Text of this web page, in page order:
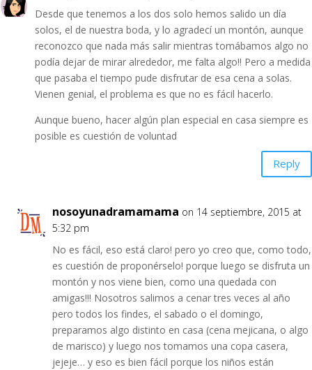
Desde que tenemos a los dos solo hemos salido un día
solos, el de nuestra boda, y lo agradecí un montón, aunque
reconozco que nada más salir mientras tomábamos algo no
podía dejar de mirar alrededor, me falta algo!! Pero a medida
que pasaba el tiempo pude disfrutar de esa cena a solas.
Vienen genial, el problema es que no es fácil hacerlo.
Aunque bueno, hacer algún plan especial en casa siempre es
posible es cuestión de voluntad
Reply
nosoyunadramamama on 14 septiembre, 2015 at
5:32 pm
No es fácil, eso está claro! pero yo creo que, como todo,
es cuestión de proponérselo! porque luego se disfruta un
montón y nos viene bien, como una quedada con
amigas!!! Nosotros salimos a cenar tres veces al año
pero todos los findes, el sabado o el domingo,
preparamos algo distinto en casa (cena mejicana, o algo
de marisco) y luego nos tomamos una copa casera,
jejeje… y eso es bien fácil porque los niños están